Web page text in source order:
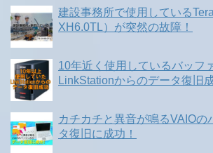
建設事務所で使用している
XH6.0TL）が突然の故障！
10年近く使用しているバッフ
LinkStationからのデータ復旧
カチカチと異音が鳴るVAIOの
タ復旧に成功！